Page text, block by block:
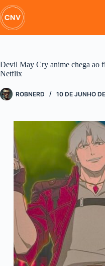
Pular
para
o
conteúdo
Devil May Cry anime chega ao
Netflix
ROBNERD 10 DE JUNHO